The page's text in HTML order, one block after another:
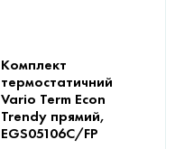
Комплект
термостатичний
Vario Term Econ
Trendy прямий,
EGS05106C/FP